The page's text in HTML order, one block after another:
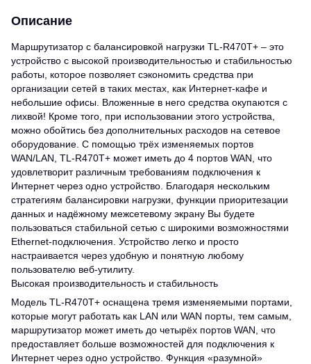
Описание
Маршрутизатор с балансировкой нагрузки TL-R470T+ – это
устройство с высокой производительностью и стабильностью
работы, которое позволяет сэкономить средства при
организации сетей в таких местах, как Интернет-кафе и
небольшие офисы. Вложенные в него средства окупаются с
лихвой! Кроме того, при использовании этого устройства,
можно обойтись без дополнительных расходов на сетевое
оборудование. С помощью трёх изменяемых портов
WAN/LAN, TL-R470T+ может иметь до 4 портов WAN, что
удовлетворит различным требованиям подключения к
Интернет через одно устройство. Благодаря нескольким
стратегиям балансировки нагрузки, функции приоритезации
данных и надёжному межсетевому экрану Вы будете
пользоваться стабильной сетью с широкими возможностями
Ethernet-подключения. Устройство легко и просто
настраивается через удобную и понятную любому
пользователю веб-утилиту.
Высокая производительность и стабильность
Модель TL-R470T+ оснащена тремя изменяемыми портами,
которые могут работать как LAN или WAN порты, тем самым,
маршрутизатор может иметь до четырёх портов WAN, что
предоставляет больше возможностей для подключения к
Интернет через одно устройство. Функция «разумной»